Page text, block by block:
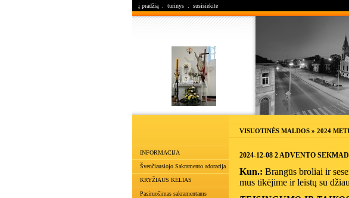
į pradžią turinys susisiekite
INFORMACIJA
Švenčiausiojo Sakramento adoracija
KRYŽIAUS KELIAS
Pasiruošimas sakramentams
VISUOTINĖS MALDOS » 2024
2024-12-08 2 ADVENTO
Kun.: Brangūs broliai ir
mus tikėjime ir leistų su